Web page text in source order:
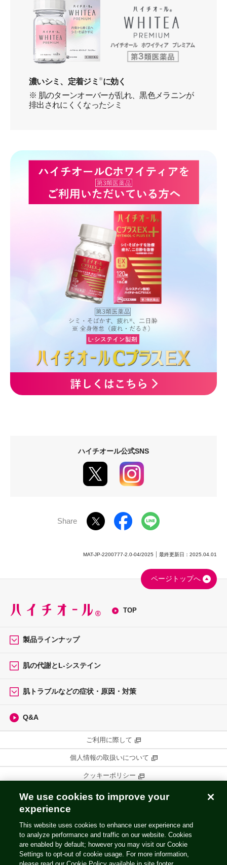
濃いシミ、定着ジミ ※ に効く
※ 肌のターンオーバーが乱れ、黒色メラニンが
排出されにくくなったシミ
ハイチオール公式SNS
Share
MAT-JP-2200777-2.0-04/2025 最終更新日：2025.04.01
TOP
製品ラインナップ
肌の代謝とL-システイン
肌トラブルなどの症状・原因・対策
Q&A
ページトップへ
ご利用に際して
個人情報の取扱いについて
クッキーポリシー
コミュニティ・ガイドライン
ウェブプライバシーポリシー
お問い合わせ
We use cookies to improve your
experience
This website uses cookies to enhance user experience and
to analyze performance and traffic on our website. Cookies
are enabled by default; however you may visit our Cookie
Settings to opt-out of cookie usage. For more information,